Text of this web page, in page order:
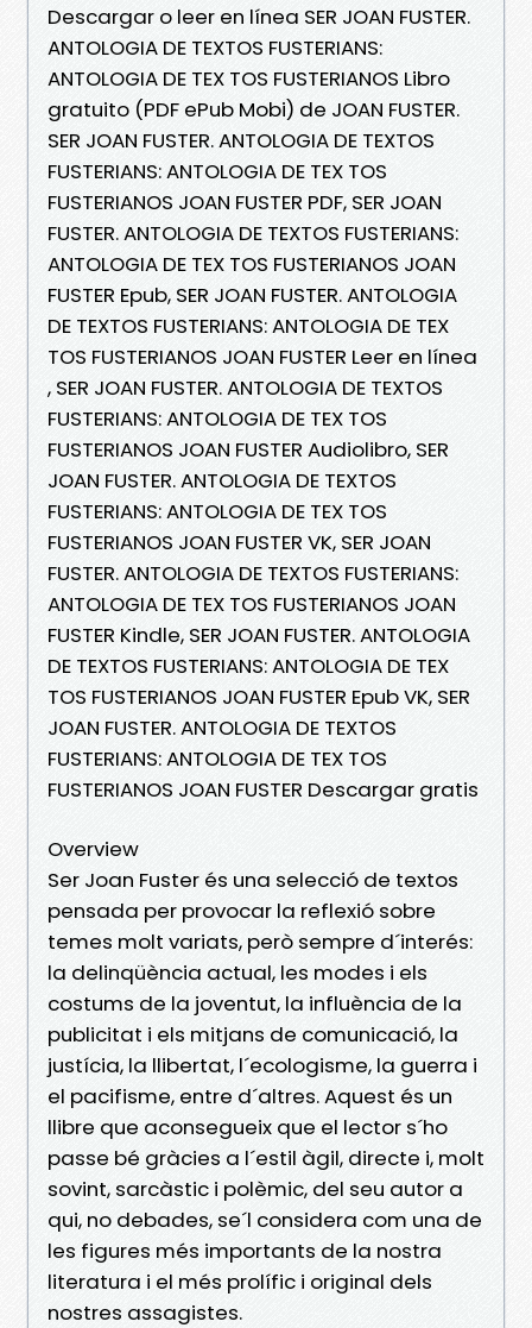
Descargar o leer en línea SER JOAN FUSTER.
ANTOLOGIA DE TEXTOS FUSTERIANS:
ANTOLOGIA DE TEX TOS FUSTERIANOS Libro
gratuito (PDF ePub Mobi) de JOAN FUSTER.
SER JOAN FUSTER. ANTOLOGIA DE TEXTOS
FUSTERIANS: ANTOLOGIA DE TEX TOS
FUSTERIANOS JOAN FUSTER PDF, SER JOAN
FUSTER. ANTOLOGIA DE TEXTOS FUSTERIANS:
ANTOLOGIA DE TEX TOS FUSTERIANOS JOAN
FUSTER Epub, SER JOAN FUSTER. ANTOLOGIA
DE TEXTOS FUSTERIANS: ANTOLOGIA DE TEX
TOS FUSTERIANOS JOAN FUSTER Leer en línea
, SER JOAN FUSTER. ANTOLOGIA DE TEXTOS
FUSTERIANS: ANTOLOGIA DE TEX TOS
FUSTERIANOS JOAN FUSTER Audiolibro, SER
JOAN FUSTER. ANTOLOGIA DE TEXTOS
FUSTERIANS: ANTOLOGIA DE TEX TOS
FUSTERIANOS JOAN FUSTER VK, SER JOAN
FUSTER. ANTOLOGIA DE TEXTOS FUSTERIANS:
ANTOLOGIA DE TEX TOS FUSTERIANOS JOAN
FUSTER Kindle, SER JOAN FUSTER. ANTOLOGIA
DE TEXTOS FUSTERIANS: ANTOLOGIA DE TEX
TOS FUSTERIANOS JOAN FUSTER Epub VK, SER
JOAN FUSTER. ANTOLOGIA DE TEXTOS
FUSTERIANS: ANTOLOGIA DE TEX TOS
FUSTERIANOS JOAN FUSTER Descargar gratis
Overview
Ser Joan Fuster és una selecció de textos
pensada per provocar la reflexió sobre
temes molt variats, però sempre d´interés:
la delinqüència actual, les modes i els
costums de la joventut, la influència de la
publicitat i els mitjans de comunicació, la
justícia, la llibertat, l´ecologisme, la guerra i
el pacifisme, entre d´altres. Aquest és un
llibre que aconsegueix que el lector s´ho
passe bé gràcies a l´estil àgil, directe i, molt
sovint, sarcàstic i polèmic, del seu autor a
qui, no debades, se´l considera com una de
les figures més importants de la nostra
literatura i el més prolífic i original dels
nostres assagistes.